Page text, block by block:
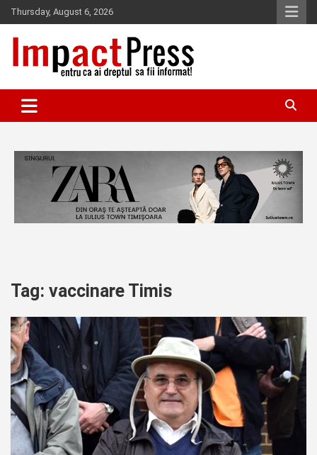
Skip
to
content
Thursday, August 6, 2026
IMPACTPRESS
Tag: vaccinare Timis